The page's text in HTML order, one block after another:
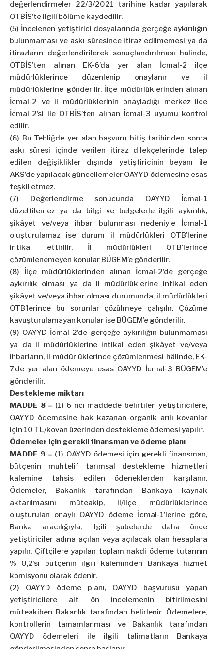
değerlendirmeler 22/3/2021 tarihine kadar yapılarak
OTBİS’te ilgili bölüme kaydedilir.
(5) İncelenen yetiştirici dosyalarında gerçeğe aykırılığın
bulunmaması ve askı süresince itiraz edilmemesi ya da
itirazların değerlendirilerek sonuçlandırılması halinde,
OTBİS’ten alınan EK-6’da yer alan İcmal-2 ilçe
müdürlüklerince düzenlenip onaylanır ve il
müdürlüklerine gönderilir. İlçe müdürlüklerinden alınan
İcmal-2 ve il müdürlüklerinin onayladığı merkez ilçe
İcmal-2’si ile OTBİS’ten alınan İcmal-3 uyumu kontrol
edilir.
(6) Bu Tebliğde yer alan başvuru bitiş tarihinden sonra
askı süresi içinde verilen itiraz dilekçelerinde talep
edilen değişiklikler dışında yetiştiricinin beyanı ile
AKS’de yapılacak güncellemeler OAYYD ödemesine esas
teşkil etmez.
(7) Değerlendirme sonucunda OAYYD İcmal-1
düzeltilemez ya da bilgi ve belgelerle ilgili aykırılık,
şikâyet ve/veya ihbar bulunması nedeniyle İcmal-1
oluşturulamaz ise durum il müdürlükleri OTB’lerine
intikal ettirilir. İl müdürlükleri OTB’lerince
çözümlenemeyen konular BÜGEM’e gönderilir.
(8) İlçe müdürlüklerinden alınan İcmal-2’de gerçeğe
aykırılık olması ya da il müdürlüklerine intikal eden
şikâyet ve/veya ihbar olması durumunda, il müdürlükleri
OTB’lerince bu sorunlar çözülmeye çalışılır. Çözüme
kavuşturulamayan konular ise BÜGEM’e gönderilir.
(9) OAYYD İcmal-2’de gerçeğe aykırılığın bulunmaması
ya da il müdürlüklerine intikal eden şikâyet ve/veya
ihbarların, il müdürlüklerince çözümlenmesi hâlinde, EK-
7’de yer alan ödemeye esas OAYYD İcmal-3 BÜGEM’e
gönderilir.
Destekleme miktarı
MADDE 8 – (1) 6 ncı maddede belirtilen yetiştiricilere,
OAYYD ödemesine hak kazanan organik arılı kovanlar
için 10 TL/kovan üzerinden destekleme ödemesi yapılır.
Ödemeler için gerekli finansman ve ödeme planı
MADDE 9 – (1) OAYYD ödemesi için gerekli finansman,
bütçenin muhtelif tarımsal destekleme hizmetleri
kalemine tahsis edilen ödeneklerden karşılanır.
Ödemeler, Bakanlık tarafından Bankaya kaynak
aktarılmasını müteakip, il/ilçe müdürlüklerince
oluşturulan onaylı OAYYD ödeme İcmal-1’lerine göre,
Banka aracılığıyla, ilgili şubelerde daha önce
yetiştiriciler adına açılan veya açılacak olan hesaplara
yapılır. Çiftçilere yapılan toplam nakdi ödeme tutarının
% 0,2’si bütçenin ilgili kaleminden Bankaya hizmet
komisyonu olarak ödenir.
(2) OAYYD ödeme planı, OAYYD başvurusu yapan
yetiştiricilere ait ön incelemenin bitirilmesini
müteakiben Bakanlık tarafından belirlenir. Ödemelere,
kontrollerin tamamlanması ve Bakanlık tarafından
OAYYD ödemeleri ile ilgili talimatların Bankaya